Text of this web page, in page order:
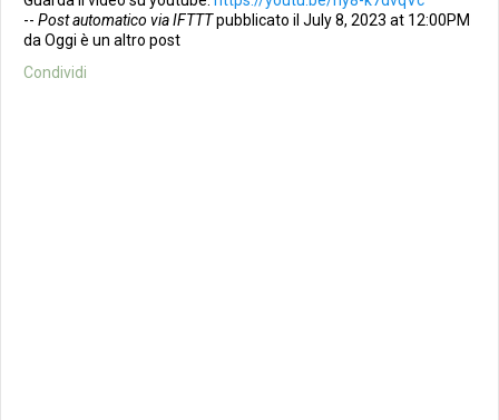
-- Post automatico via IFTTTpubblicato il July 8, 2023 at 12:00PM
da Oggi è un altro post
Condividi